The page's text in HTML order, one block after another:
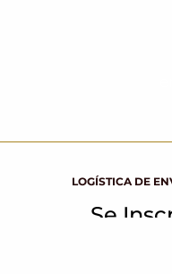
LOGÍSTICA DE
Se